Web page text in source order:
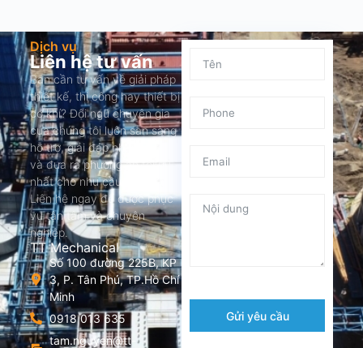
Dịch vụ
Liên hệ tư vấn
Bạn cần tư vấn về giải pháp
thiết kế, thi công hay thiết bị
cơ khí? Đội ngũ chuyên gia
của chúng tôi luôn sẵn sàng
hỗ trợ, giải đáp nhanh chóng
và đưa ra phương án tối ưu
nhất cho nhu cầu của bạn.
Liên hệ ngay để được phục
vụ tận tâm và chuyên
nghiệp.
TT Mechanical
Số 100 đường 225B, KP
3, P. Tân Phú, TP.Hồ Chí
Minh
0918 013 635
tam.nguyen@tt-
Gửi yêu cầu